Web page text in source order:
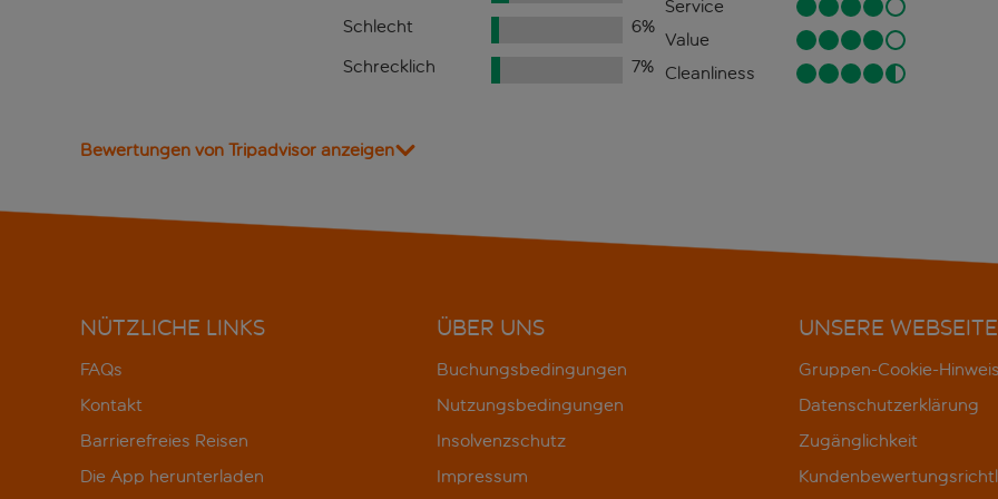
Schlecht
6%
Schrecklich
7%
Service
Value
Cleanliness
Bewertungen von Tripadvisor anzeigen
NÜTZLICHE LINKS
FAQs
Kontakt
Barrierefreies Reisen
Die App herunterladen
ÜBER UNS
Buchungsbedingungen
Nutzungsbedingungen
Insolvenzschutz
Impressum
UNSERE WEBSEITE
Gruppen-Cookie-Hinweis
Datenschutzerklärung
Zugänglichkeit